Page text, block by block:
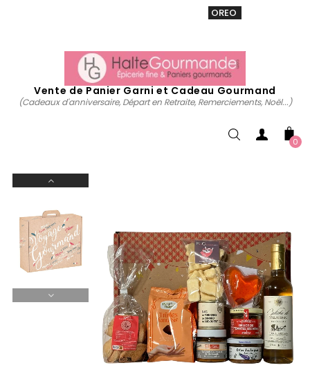
OREO
Vente de Panier Garni et Cadeau Gourmand
(Cadeaux d'anniversaire, Départ en Retraite, Remerciements, Noël...)
0